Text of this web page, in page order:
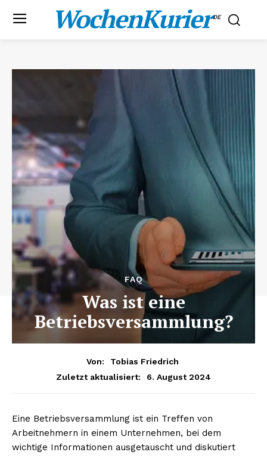
WochenKurier.DE
FAQ
Was ist eine
Betriebsversammlung?
Von:
Tobias Friedrich
Zuletzt aktualisiert:
6. August 2024
Eine Betriebsversammlung ist ein Treffen von
Arbeitnehmern in einem Unternehmen, bei dem
wichtige Informationen ausgetauscht und diskutiert